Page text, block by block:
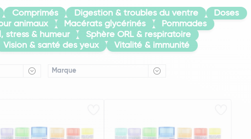
Comprimés Digestion & troubles du ventre
Doses
animaux Macérats glycérinés
Pommades
stress & humeur
Sphère ORL & respiratoire
Vision & santé des yeux Vitalité & immunité
Marque